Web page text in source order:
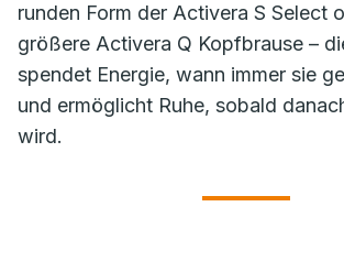
runden Form der Activera S Select
größere Activera Q Kopfbrause –
spendet Energie, wann immer sie
und ermöglicht Ruhe, sobald
wird.